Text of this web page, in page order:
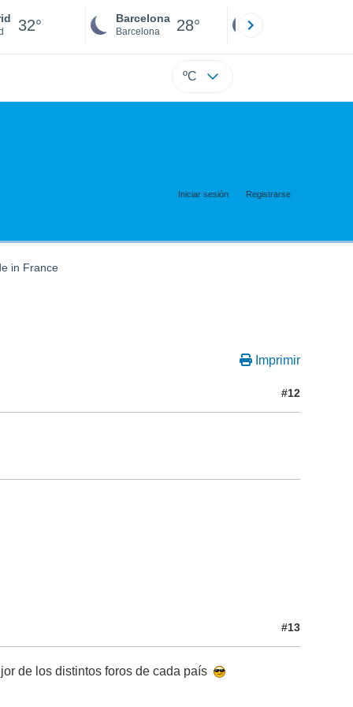
32° Barcelona
Barcelona 28°
ºC
Iniciar sesión Registrarse
in France
Imprimir
#12
#13
de los distintos foros de cada país